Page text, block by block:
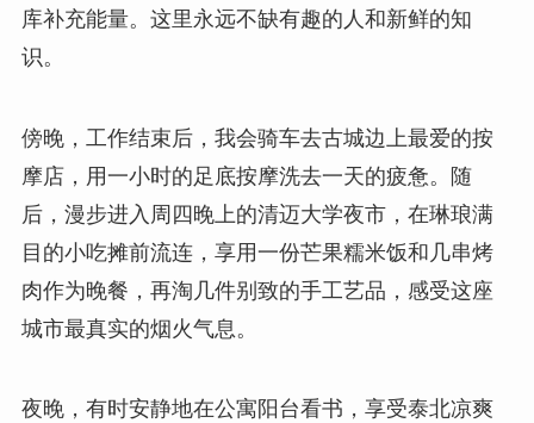
库补充能量。这里永远不缺有趣的人和新鲜的知
识。
傍晚，工作结束后，我会骑车去古城边上最爱的按
摩店，用一小时的足底按摩洗去一天的疲惫。随
后，漫步进入周四晚上的清迈大学夜市，在琳琅满
目的小吃摊前流连，享用一份芒果糯米饭和几串烤
肉作为晚餐，再淘几件别致的手工艺品，感受这座
城市最真实的烟火气息。
夜晚，有时安静地在公寓阳台看书，享受泰北凉爽